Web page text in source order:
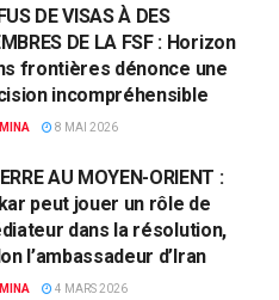
DE VISAS À DES
DE LA FSF : Horizon
frontières dénonce une
incompréhensible
8 MAI 2026
AU MOYEN-ORIENT :
peut jouer un rôle de
dans la résolution,
l’ambassadeur d’Iran
4 MARS 2026